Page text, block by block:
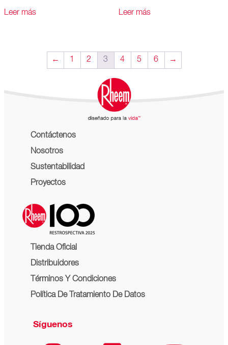
Leer más Leer más
← 1 2 3 4 5 6 →
Contáctenos
Nosotros
Sustentabilidad
Proyectos
Tienda Oficial
Distribuidores
Términos Y Condiciones
Política De Tratamiento De Datos
Síguenos